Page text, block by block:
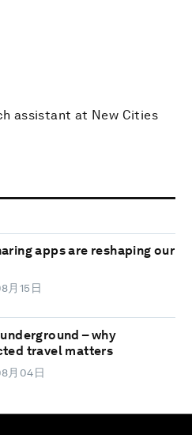
assistant at New Cities
apps are reshaping our
月15日
– why
travel matters
月04日